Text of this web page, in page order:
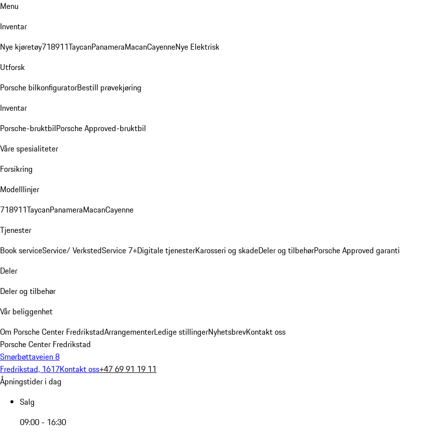
Menu
Inventar
Nye kjøretøy718911TaycanPanameraMacanCayenneNye Elektrisk
Utforsk
Porsche bilkonfiguratorBestill prøvekjøring
Inventar
Porsche-bruktbilPorsche Approved-bruktbil
Våre spesialiteter
Forsikring
Modelllinjer
718911TaycanPanameraMacanCayenne
Tjenester
Book serviceService/ VerkstedService 7+Digitale tjenesterKarosseri og skadeDeler og tilbehørPorsche Approved garanti
Deler
Deler og tilbehør
Vår beliggenhet
Om Porsche Center FredrikstadArrangementerLedige stillingerNyhetsbrevKontakt oss
Porsche Center Fredrikstad
Smørbøttaveien 8
Fredrikstad, 1617Kontakt oss+47 69 91 19 11
Åpningstider i dag
Salg
09:00 - 16:30